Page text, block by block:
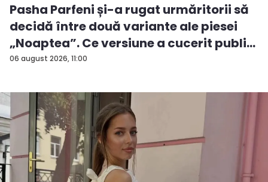
06 august 2026, 11:00
Pasha Parfeni și-a rugat urmăritorii să
decidă între două variante ale piesei
„Noaptea”. Ce versiune a cucerit publi...